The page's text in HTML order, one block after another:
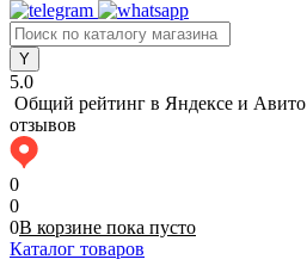
5.0
Общий рейтинг в Яндексе и Авито
отзывов
0
0
0В корзине пока пусто
Каталог товаров